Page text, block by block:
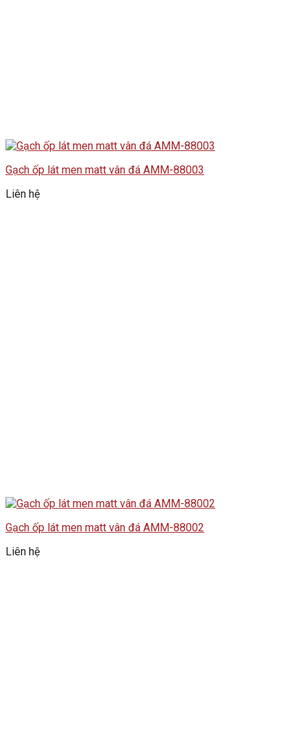
Gạch ốp lát men matt vân đá AMM-88003
Liên hệ
Gạch ốp lát men matt vân đá AMM-88002
Liên hệ